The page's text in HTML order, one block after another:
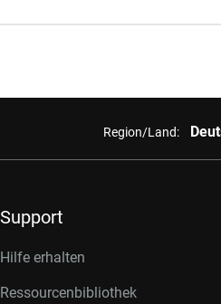
Region/Land:
Support
Hilfe erhalten
Ressourcenbibliothek